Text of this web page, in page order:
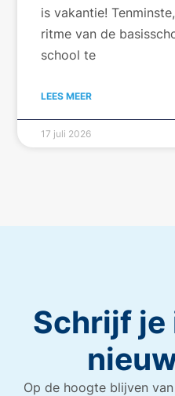
is vakantie!
ritme van de
school te
LEES MEER
17 juli 2026
Schrijf je
Op de hoogte blijven